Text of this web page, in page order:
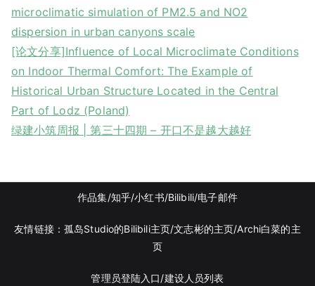
microclimatic simulation of PM2.5 and NO2
dispersion in urban canyons scale
[论文分享]Influence of Local Microclimate Conditions
on Indoor Thermal Comfort: The Example of
Historical Urban Structure Located in the Central
Part of Lodz (Poland)
绿建小筑周报 | 第三十四期 – 开口不是越大越好
作品集/知乎/小红书/Bilibili/电子邮件
友情链接：孤岛Studio的Bilibili主页/文志彬的主页/Archi白菜的主
页
管理员登陆入口/建设人员列表